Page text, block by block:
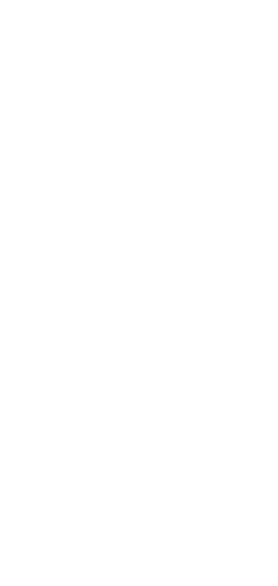
se extrañara y se
aunque el Señor no
(cf. Jn 7,15),
sus enseñanzas,
(Lc 4,32).
la autoridad de
de Dios”.
autoridad de su
fuerza a su lenguaje.
y concretas, sin
palabras e
de la misma
no de la Sagrada
de que Jesús era
cercano a las
mismo tiempo que
también lo
de las gentes